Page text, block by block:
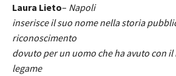
Laura Lieto– Napoli
inserisce il suo nome nella storia
riconoscimento
dovuto per un uomo che ha avuto con
legame